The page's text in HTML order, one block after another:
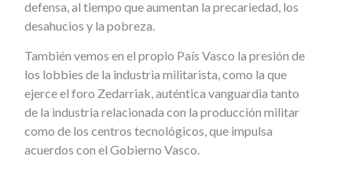
defensa, al tiempo que aumentan la precariedad, los
desahucios y la pobreza.
También vemos en el propio País Vasco la presión de
los lobbies de la industria militarista, como la que
ejerce el foro Zedarriak, auténtica vanguardia tanto
de la industria relacionada con la producción militar
como de los centros tecnológicos, que impulsa
acuerdos con el Gobierno Vasco.